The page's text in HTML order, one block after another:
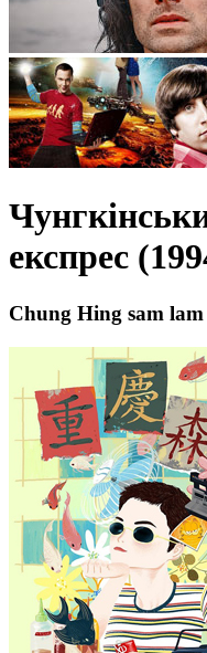
експрес
Chung Hing sam lam